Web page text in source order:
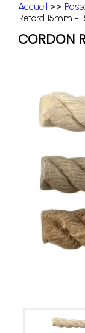
Accueil >>
Retord 15mm -
CORDON